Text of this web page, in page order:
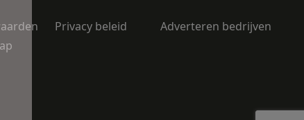
Privacy beleid
Adverteren bedrijven